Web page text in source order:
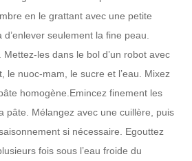
en le grattant avec une petite
seulement la fine peau.
les dans le bol d’un robot avec
le nuoc-mam, le sucre et l’eau. Mixez
homogène.Emincez finement les
pâte. Mélangez avec une cuillère, puis
si nécessaire. Egouttez
fois sous l’eau froide du